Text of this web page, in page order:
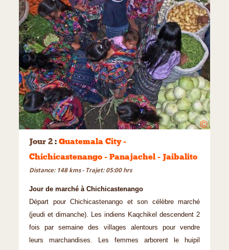
©
Jour 2 : Guatemala City -
Chichicastenango - Panajachel - Jaibalito
Distance: 148 kms - Trajet: 05:00 hrs
Jour de marché à Chichicastenango
Départ pour Chichicastenango et son célèbre marché
(jeudi et dimanche). Les indiens Kaqchikel descendent 2
fois par semaine des villages alentours pour vendre
leurs marchandises. Les femmes arborent le huipil